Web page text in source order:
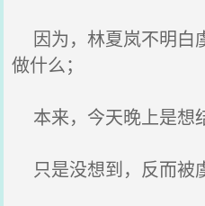
因为，林夏岚不明白
做什么；
本来，今天晚上是想
只是没想到，反而被